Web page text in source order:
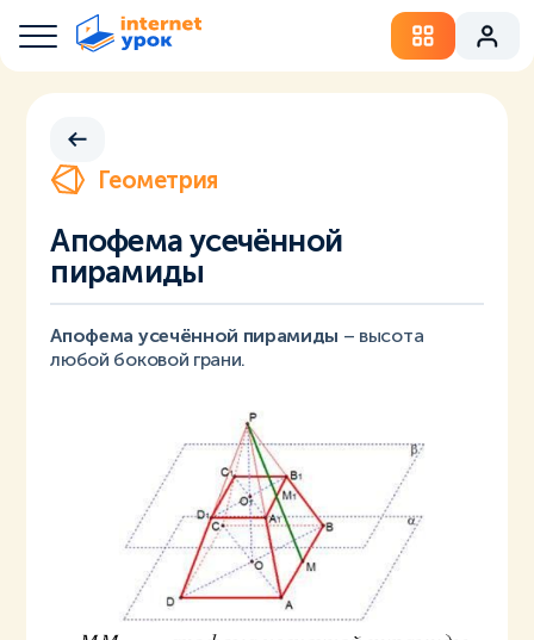
Геометрия
Апофема усечённой
пирамиды
Апофема усечённой пирамиды – высота
любой боковой грани.